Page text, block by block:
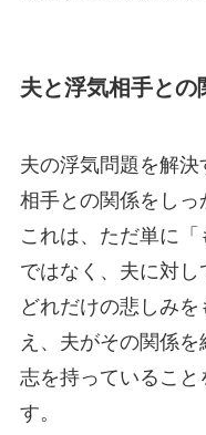
夫と浮気相手との
夫の浮気問題を解
相手との関係をしっ
これは、ただ単に
ではなく、夫に対
どれだけの悲しみ
え、夫がその関係
志を持っていること
す。